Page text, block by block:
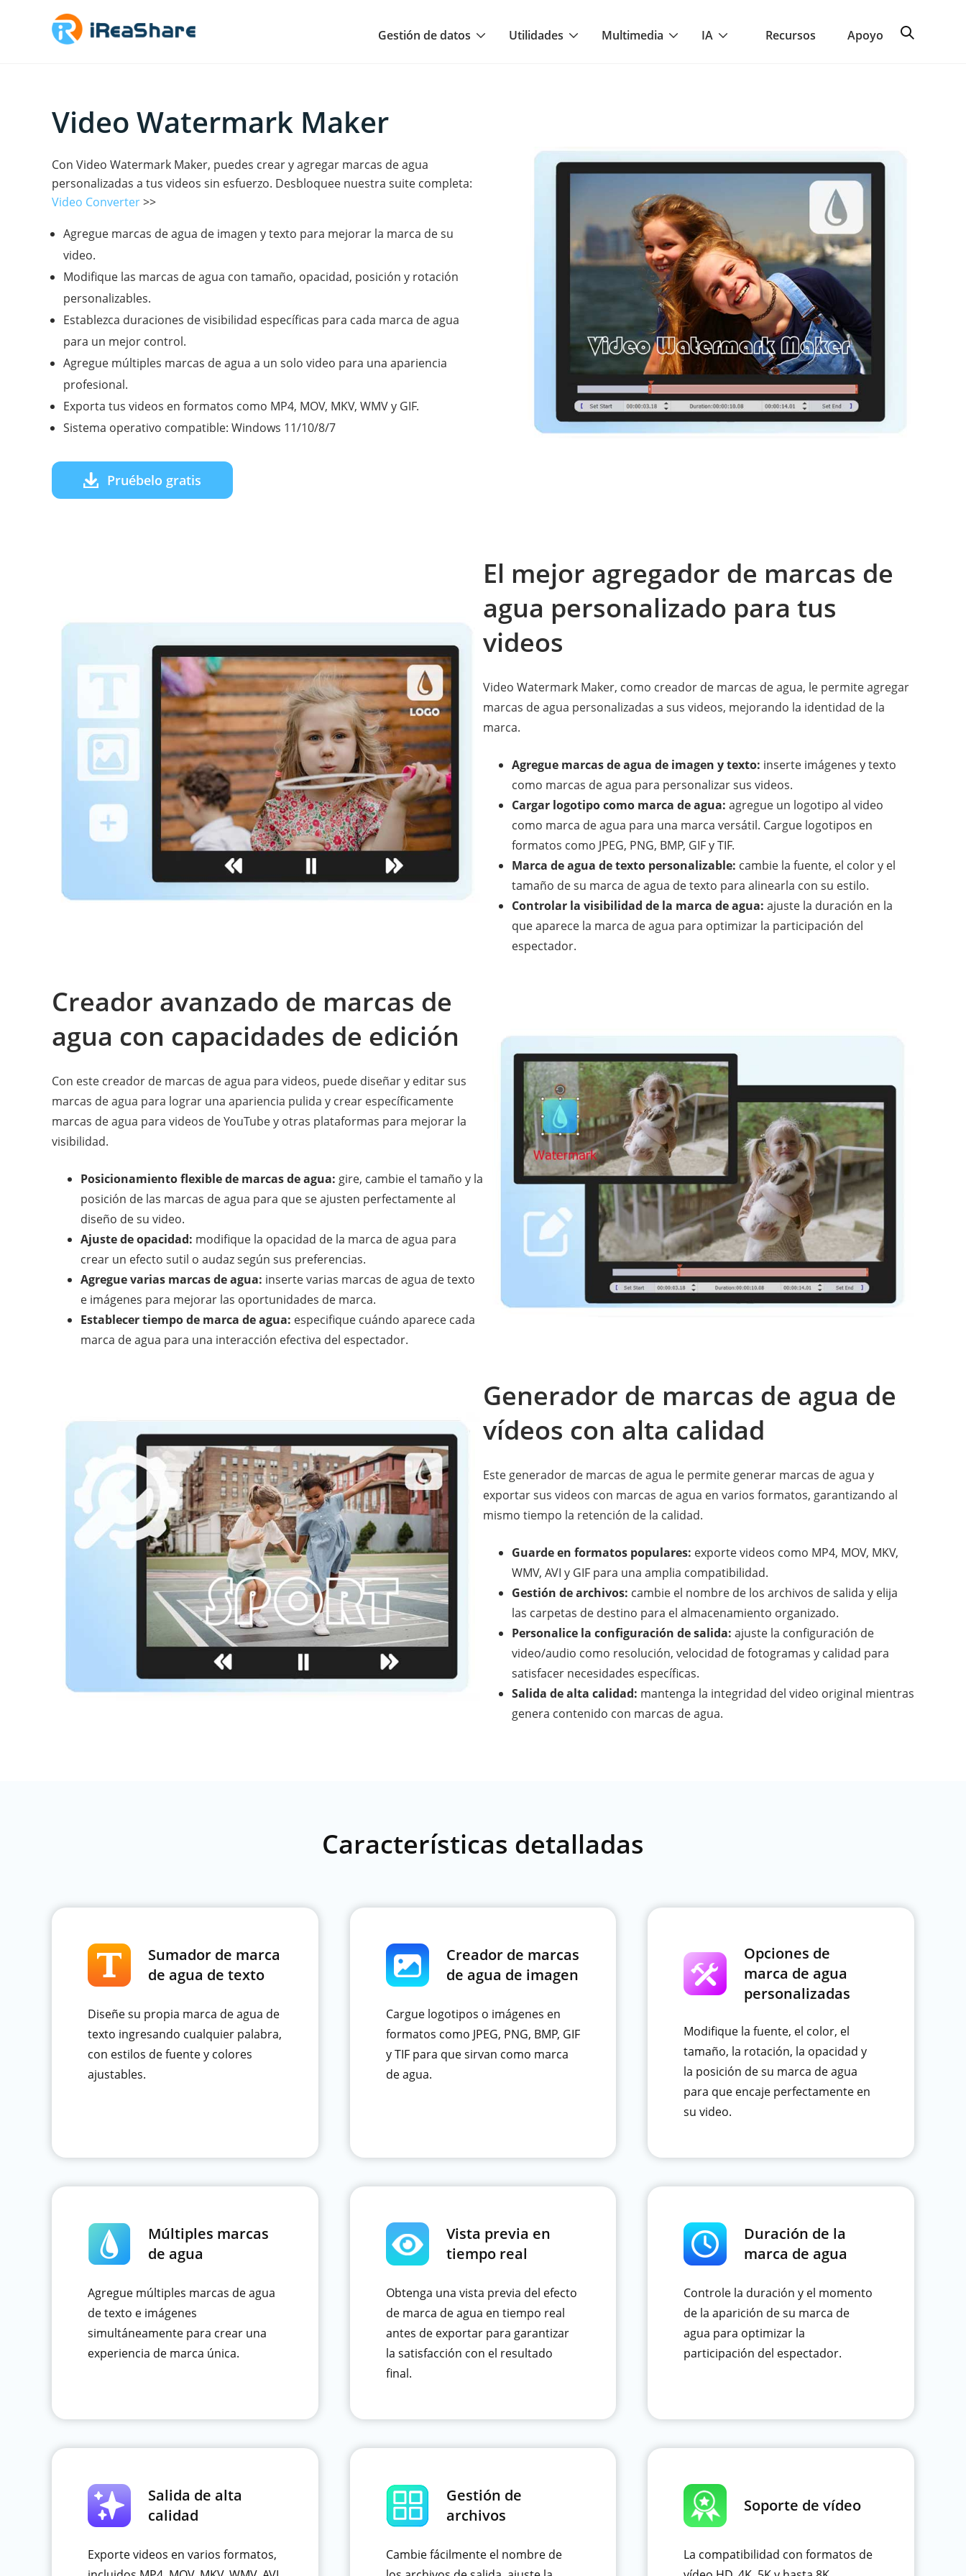
Gestión de datos Utilidades Multimedia IA Recursos Apoyo
Video Watermark Maker
Con Video Watermark Maker, puedes crear y agregar marcas de agua
personalizadas a tus videos sin esfuerzo. Desbloquee nuestra suite completa:
Video Converter>>
Agregue marcas de agua de imagen y texto para mejorar la marca de su
video.
Modifique las marcas de agua con tamaño, opacidad, posición y rotación
personalizables.
Establezca duraciones de visibilidad específicas para cada marca de agua
para un mejor control.
Agregue múltiples marcas de agua a un solo video para una apariencia
profesional.
Exporta tus videos en formatos como MP4, MOV, MKV, WMV y GIF.
Sistema operativo compatible: Windows 11/10/8/7
Pruébelo gratis
El mejor agregador de marcas de
agua personalizado para tus
videos
Video Watermark Maker, como creador de marcas de agua, le permite agregar
marcas de agua personalizadas a sus videos, mejorando la identidad de la
marca.
Agregue marcas de agua de imagen y texto: inserte imágenes y texto
como marcas de agua para personalizar sus videos.
Cargar logotipo como marca de agua: agregue un logotipo al video
como marca de agua para una marca versátil. Cargue logotipos en
formatos como JPEG, PNG, BMP, GIF y TIF.
Marca de agua de texto personalizable: cambie la fuente, el color y el
tamaño de su marca de agua de texto para alinearla con su estilo.
Controlar la visibilidad de la marca de agua: ajuste la duración en la
que aparece la marca de agua para optimizar la participación del
espectador.
Creador avanzado de marcas de
agua con capacidades de edición
Con este creador de marcas de agua para videos, puede diseñar y editar sus
marcas de agua para lograr una apariencia pulida y crear específicamente
marcas de agua para videos de YouTube y otras plataformas para mejorar la
visibilidad.
Posicionamiento flexible de marcas de agua: gire, cambie el tamaño y la
posición de las marcas de agua para que se ajusten perfectamente al
diseño de su video.
Ajuste de opacidad: modifique la opacidad de la marca de agua para
crear un efecto sutil o audaz según sus preferencias.
Agregue varias marcas de agua: inserte varias marcas de agua de texto
e imágenes para mejorar las oportunidades de marca.
Establecer tiempo de marca de agua: especifique cuándo aparece cada
marca de agua para una interacción efectiva del espectador.
Generador de marcas de agua de
vídeos con alta calidad
Este generador de marcas de agua le permite generar marcas de agua y
exportar sus videos con marcas de agua en varios formatos, garantizando al
mismo tiempo la retención de la calidad.
Guarde en formatos populares: exporte videos como MP4, MOV, MKV,
WMV, AVI y GIF para una amplia compatibilidad.
Gestión de archivos: cambie el nombre de los archivos de salida y elija
las carpetas de destino para el almacenamiento organizado.
Personalice la configuración de salida: ajuste la configuración de
video/audio como resolución, velocidad de fotogramas y calidad para
satisfacer necesidades específicas.
Salida de alta calidad: mantenga la integridad del video original mientras
genera contenido con marcas de agua.
Características detalladas
Sumador de marca
de agua de texto
Diseñe su propia marca de agua de
texto ingresando cualquier palabra,
con estilos de fuente y colores
ajustables.
Creador de marcas
de agua de imagen
Cargue logotipos o imágenes en
formatos como JPEG, PNG, BMP, GIF
y TIF para que sirvan como marca
de agua.
Opciones de
marca de agua
personalizadas
Modifique la fuente, el color, el
tamaño, la rotación, la opacidad y
la posición de su marca de agua
para que encaje perfectamente en
su video.
Múltiples marcas
de agua
Agregue múltiples marcas de agua
de texto e imágenes
simultáneamente para crear una
experiencia de marca única.
Vista previa en
tiempo real
Obtenga una vista previa del efecto
de marca de agua en tiempo real
antes de exportar para garantizar
la satisfacción con el resultado
final.
Duración de la
marca de agua
Controle la duración y el momento
de la aparición de su marca de
agua para optimizar la
participación del espectador.
Salida de alta
calidad
Exporte videos en varios formatos,
Gestión de
archivos
Cambie fácilmente el nombre de
Soporte de vídeo
La compatibilidad con formatos de